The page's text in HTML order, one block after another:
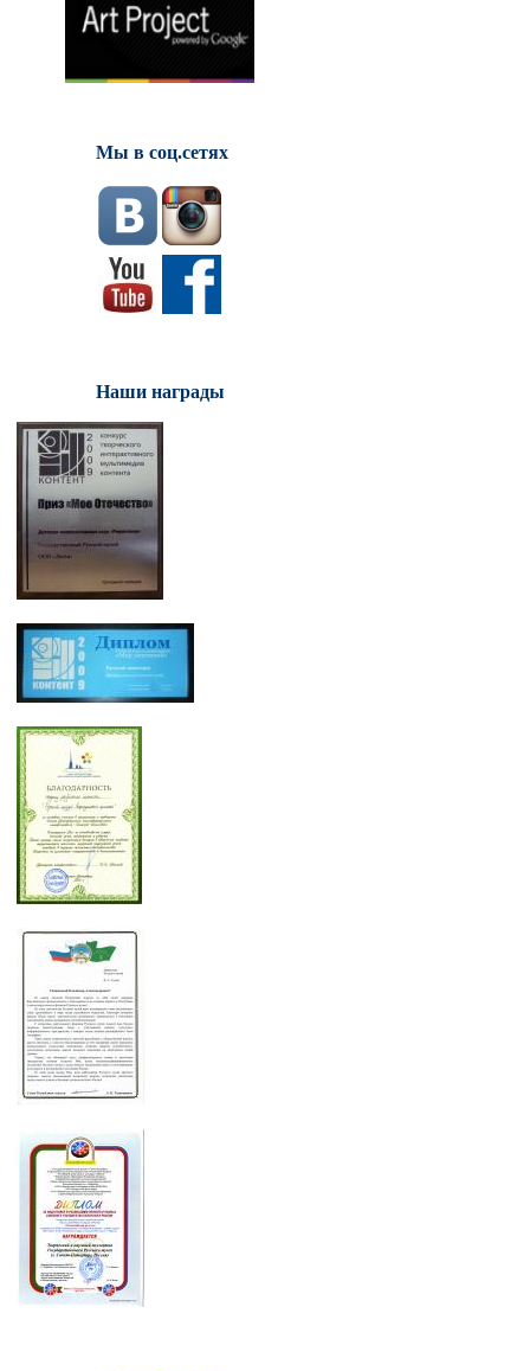
Мы в соц.сетях
Наши награды